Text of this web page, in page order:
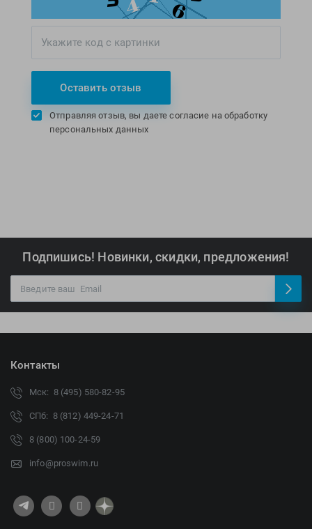
Оставить отзыв
Отправляя отзыв, вы даете согласие на обработку
персональных данных
Подпишись! Новинки, скидки, предложения!
Контакты
Мск: 8 (495) 580-82-95
СПб: 8 (812) 449-24-71
8 (800) 100-24-59
info@proswim.ru